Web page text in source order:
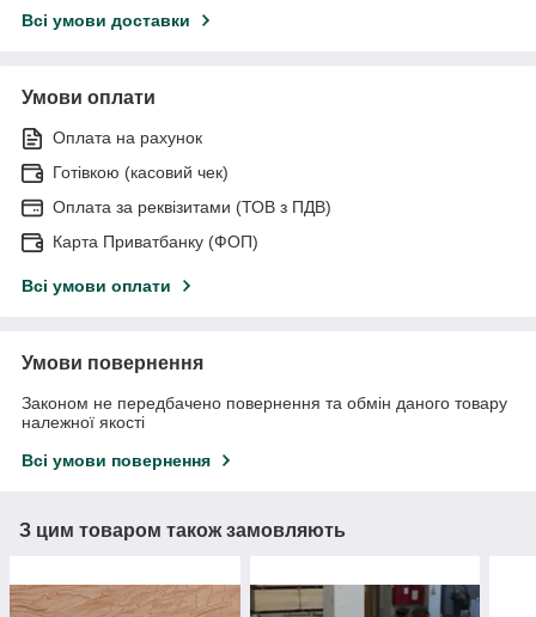
Всі умови доставки
Умови оплати
Оплата на рахунок
Готівкою (касовий чек)
Оплата за реквізитами (ТОВ з ПДВ)
Карта Приватбанку (ФОП)
Всі умови оплати
Умови повернення
Законом не передбачено повернення та обмін даного товару
належної якості
Всі умови повернення
З цим товаром також замовляють